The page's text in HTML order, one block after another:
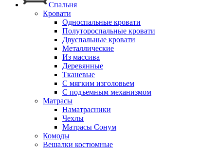
Спальня
Кровати
Односпальные кровати
Полутороспальные кровати
Двуспальные кровати
Металлические
Из массива
Деревянные
Тканевые
С мягким изголовьем
С подъемным механизмом
Матрасы
Наматрасники
Чехлы
Матрасы Сонум
Комоды
Вешалки костюмные